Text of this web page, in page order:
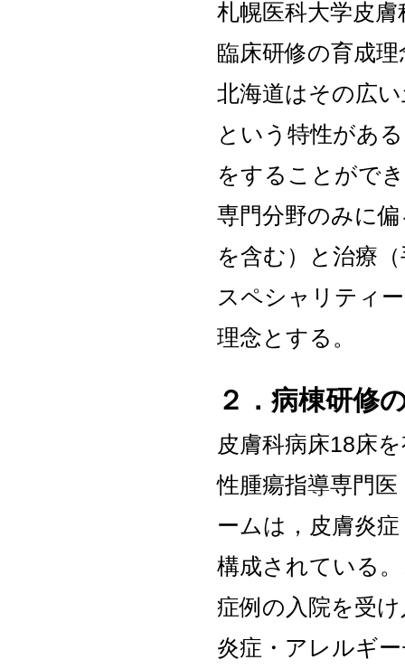
札幌医科大学皮
臨床研修の育成理
北海道はその広
という特性があ
をすることがで
専門分野のみに
を含む）と治療
スペシャリティ
理念とする。
２．病棟研修
皮膚科病床18床
性腫瘍指導専門
ームは，皮膚炎
構成されている
症例の入院を受
炎症・アレルギ